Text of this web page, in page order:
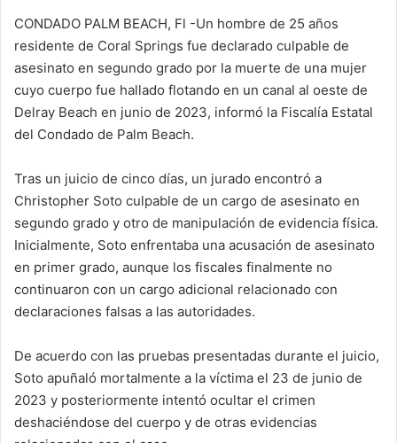
CONDADO PALM BEACH, Fl -Un hombre de 25 años
residente de Coral Springs fue declarado culpable de
asesinato en segundo grado por la muerte de una mujer
cuyo cuerpo fue hallado flotando en un canal al oeste de
Delray Beach en junio de 2023, informó la Fiscalía Estatal
del Condado de Palm Beach.
Tras un juicio de cinco días, un jurado encontró a
Christopher Soto culpable de un cargo de asesinato en
segundo grado y otro de manipulación de evidencia física.
Inicialmente, Soto enfrentaba una acusación de asesinato
en primer grado, aunque los fiscales finalmente no
continuaron con un cargo adicional relacionado con
declaraciones falsas a las autoridades.
De acuerdo con las pruebas presentadas durante el juicio,
Soto apuñaló mortalmente a la víctima el 23 de junio de
2023 y posteriormente intentó ocultar el crimen
deshaciéndose del cuerpo y de otras evidencias